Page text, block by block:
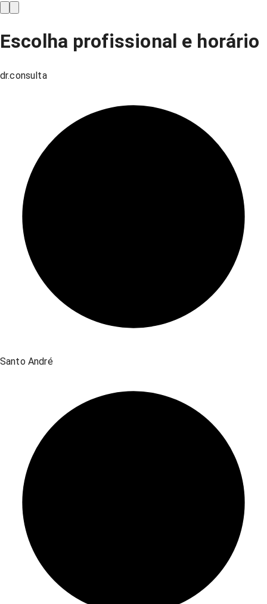
Escolha profissional e horário
dr.consulta
Santo André